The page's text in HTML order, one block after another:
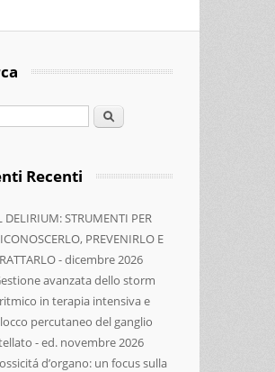
Cerca
Recenti
DELIRIUM: STRUMENTI PER
PREVENIRLO E
- dicembre 2026
avanzata dello storm
in terapia intensiva e
percutaneo del ganglio
- ed. novembre 2026
d’organo: un focus sulla